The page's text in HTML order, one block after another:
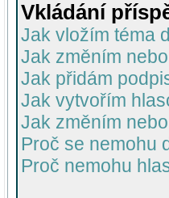
Vkládání
Jak vložím téma
Jak změním
Jak přidám
Jak vytvořím
Jak změním
Proč se nemohu
Proč nemohu